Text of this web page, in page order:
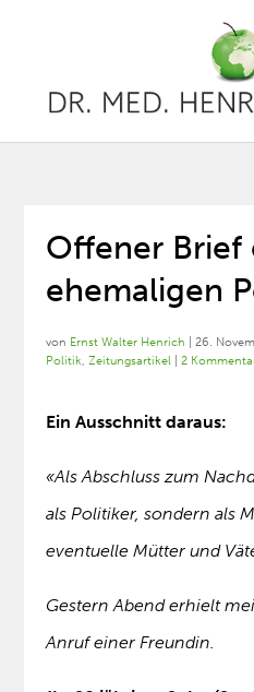
Offener Brief
ehemaligen
von Ernst Walter Henrich |26.
Politik,Zeitungsartikel |2
Ein Ausschnitt daraus:
«Als Abschluss zum
als Politiker, sondern als
eventuelle Mütter und
Gestern Abend erhielt
Anruf einer Freundin.